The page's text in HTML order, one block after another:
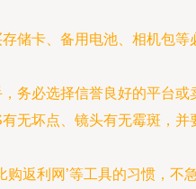
存储卡、备用电池、相机包等
，务必选择信誉良好的平台或
无坏点、镜头有无霉斑，并
购返利网’等工具的习惯，不